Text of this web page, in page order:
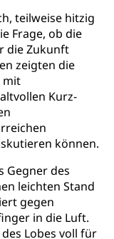
teilweise hitzig
Frage, ob die
die Zukunft
zeigten die
mit
Kurz-
können.
Gegner des
leichten Stand
gegen
in die Luft.
Lobes voll für
Kartell,
Luzern)
(WAS